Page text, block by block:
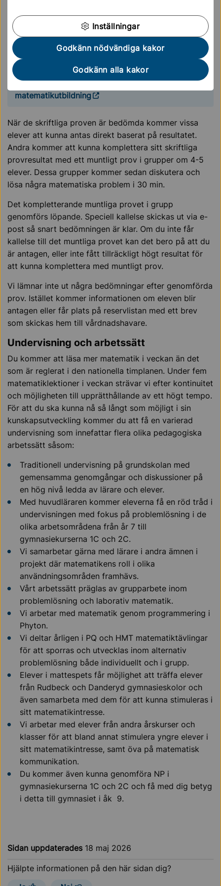
Inställningar
Godkänn nödvändiga kakor
Godkänn alla kakor
en penna, sudd och linjal vid detta provtillfälle.
Miniräknare är inte tillåtna.
Här finns uppgifter som kan hjälpa dig att förbereda
dig till provet.
Förbered dig till provet - Nationellt centrum för
matematikutbildning
När de skriftliga proven är bedömda kommer vissa
elever att kunna antas direkt baserat på resultatet.
Andra kommer att kunna komplettera sitt skriftliga
provresultat med ett muntligt prov i grupper om 4-5
elever. Dessa grupper kommer sedan diskutera och
lösa några matematiska problem i 30 min.
Det kompletterande muntliga provet i grupp
genomförs löpande. Speciell kallelse skickas ut via e-
post så snart bedömningen är klar. Om du inte får
kallelse till det muntliga provet kan det bero på att du
är antagen, eller inte fått tillräckligt högt resultat för
att kunna komplettera med muntligt prov.
Vi lämnar inte ut några bedömningar efter genomförda
prov. Istället kommer informationen om eleven blir
antagen eller får plats på reservlistan med ett brev
som skickas hem till vårdnadshavare.
Undervisning och arbetssätt
Du kommer att läsa mer matematik i veckan än det
som är reglerat i den nationella timplanen. Under fem
matematiklektioner i veckan strävar vi efter kontinuitet
och möjligheten till upprätthållande av ett högt tempo.
För att du ska kunna nå så långt som möjligt i sin
kunskapsutveckling kommer du att få en varierad
undervisning som innefattar flera olika pedagogiska
arbetssätt såsom:
Traditionell undervisning på grundskolan med
gemensamma genomgångar och diskussioner på
en hög nivå ledda av lärare och elever.
Med huvudläraren kommer eleverna få en röd tråd i
undervisningen med fokus på problemlösning i de
olika arbetsområdena från år 7 till
gymnasiekurserna 1C och 2C.
Vi samarbetar gärna med lärare i andra ämnen i
projekt där matematikens roll i olika
användningsområden framhävs.
Vårt arbetssätt präglas av grupparbete inom
problemlösning och laborativ matematik.
Vi arbetar med matematik genom programmering i
Phyton.
Vi deltar årligen i PQ och HMT matematiktävlingar
för att sporras och utvecklas inom alternativ
problemlösning både individuellt och i grupp.
Elever i mattespets får möjlighet att träffa elever
från Rudbeck och Danderyd gymnasieskolor och
även samarbeta med dem för att kunna stimuleras i
sitt matematikintresse.
Vi arbetar med elever från andra årskurser och
klasser för att bland annat stimulera yngre elever i
sitt matematikintresse, samt öva på matematisk
kommunikation.
Du kommer även kunna genomföra NP i
gymnasiekurserna 1C och 2C och få med dig betyg
i detta till gymnasiet i åk 9.
Sidan uppdaterades 18 maj 2026
Hjälpte informationen på den här sidan dig?